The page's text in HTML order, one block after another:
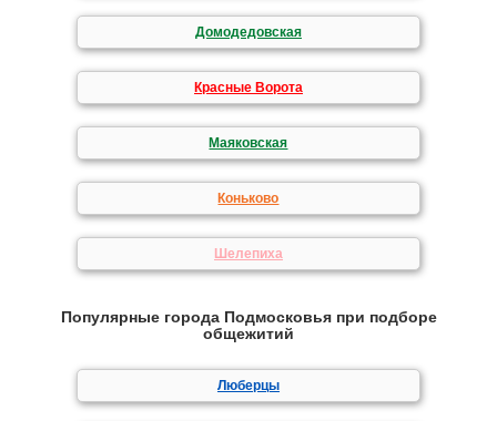
Домодедовская
Красные Ворота
Маяковская
Коньково
Шелепиха
Популярные города Подмосковья при подборе
общежитий
Люберцы